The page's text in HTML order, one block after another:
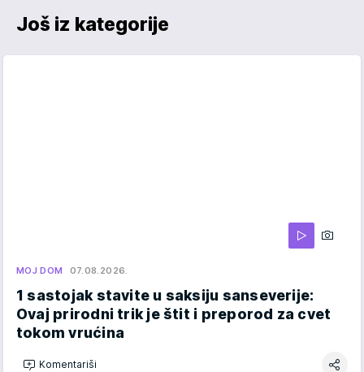
Još iz kategorije
MOJ DOM 07.08.2026.
1 sastojak stavite u saksiju sanseverije:
Ovaj prirodni trik je štit i preporod za cvet
tokom vrućina
Komentariši